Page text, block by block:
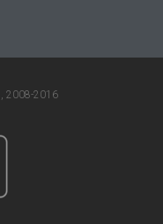
, 2008-2016